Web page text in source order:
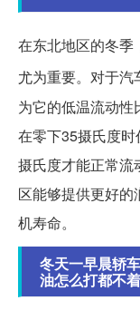
在东北地区的冬季
尤为重要。对于汽
为它的低温流动
在零下35摄氏度
摄氏度才能正常流
区能够提供更好
机寿命。
冬天一早晨轿
油怎么打都不